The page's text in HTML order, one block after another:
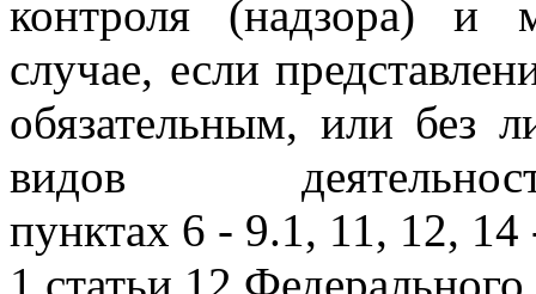
контроля (надзора) и
случае, если
обязательным, или без
видов
пунктах 6 - 9.1, 11, 12,